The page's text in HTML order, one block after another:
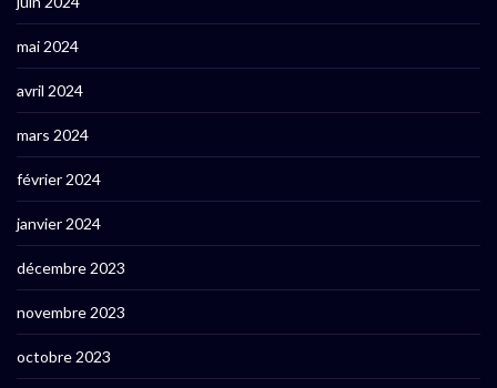
mai 2024
avril 2024
mars 2024
février 2024
janvier 2024
décembre 2023
novembre 2023
octobre 2023